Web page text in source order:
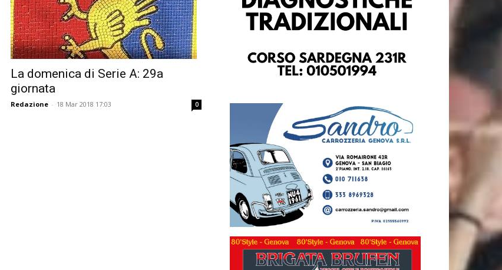
La domenica di Serie A: 29a
giornata
Redazione - 18 Mar 2018 17:03 0